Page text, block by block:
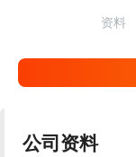
资料
公司资料